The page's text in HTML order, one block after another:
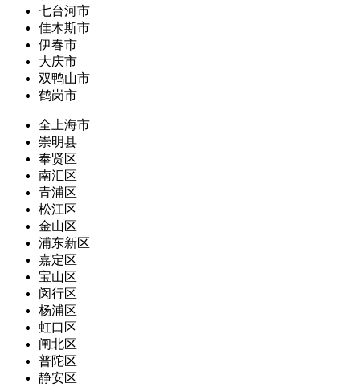
七台河市
佳木斯市
伊春市
大庆市
双鸭山市
鹤岗市
全上海市
崇明县
奉贤区
南汇区
青浦区
松江区
金山区
浦东新区
嘉定区
宝山区
闵行区
杨浦区
虹口区
闸北区
普陀区
静安区